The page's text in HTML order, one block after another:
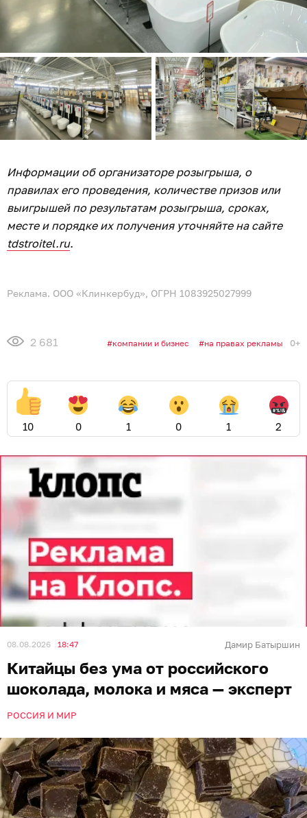
Информации об организаторе розыгрыша, о
правилах его проведения, количестве призов или
выигрышей по результатам розыгрыша, сроках,
месте и порядке их получения уточняйте на сайте
tdstroitel.ru.
Реклама. ООО «Клинкербуд», ОГРН 1083925027999
2 681 компании и бизнес на правах рекламы 0+
10 0 1 0 1 2
08.08.2026 18:47 Дамир Батыршин
Китайцы без ума от российского
шоколада, молока и мяса — эксперт
РОССИЯ И МИР